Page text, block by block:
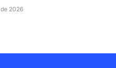
2026